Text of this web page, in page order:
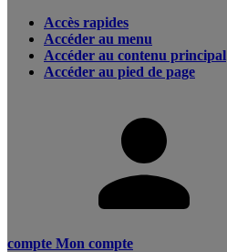
Accès rapides
Accéder au menu
Accéder au contenu principal
Accéder au pied de page
compte Mon compte